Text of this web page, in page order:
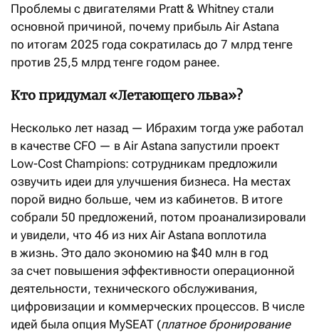
Проблемы с двигателями Pratt & Whitney стали
основной причиной, почему прибыль Air Astana
по итогам 2025 года сократилась до 7 млрд тенге
против 25,5 млрд тенге годом ранее.
Кто придумал «Летающего льва»?
Несколько лет назад — Ибрахим тогда уже работал
в качестве CFO — в Air Astana запустили проект
Low-Cost Champions: сотрудникам предложили
озвучить идеи для улучшения бизнеса. На местах
порой видно больше, чем из кабинетов. В итоге
собрали 50 предложений, потом проанализировали
и увидели, что 46 из них Air Astana воплотила
в жизнь. Это дало экономию на $40 млн в год
за счет повышения эффективности операционной
деятельности, технического обслуживания,
цифровизации и коммерческих процессов. В числе
идей была опция MySEAT (платное бронирование